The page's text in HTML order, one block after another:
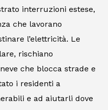
interruzioni estese,
che lavorano
l’elettricità. Le
rischiano
che blocca strade e
i residenti a
e ad aiutarli dove